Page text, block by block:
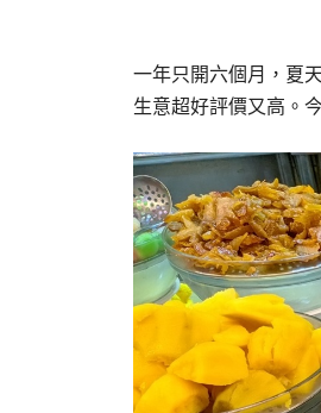
一年只開六個月，夏
生意超好評價又高。